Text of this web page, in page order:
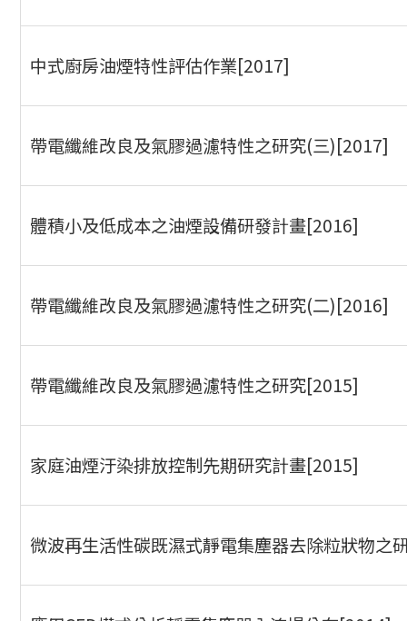
中式廚房油煙特性評估作業[2017]
帶電纖維改良及氣膠過濾特性之研究(三)[2017]
體積小及低成本之油煙設備研發計畫[2016]
帶電纖維改良及氣膠過濾特性之研究(二)[2016]
帶電纖維改良及氣膠過濾特性之研究[2015]
家庭油煙汙染排放控制先期研究計畫[2015]
微波再生活性碳既濕式靜電集塵器去除粒狀物之